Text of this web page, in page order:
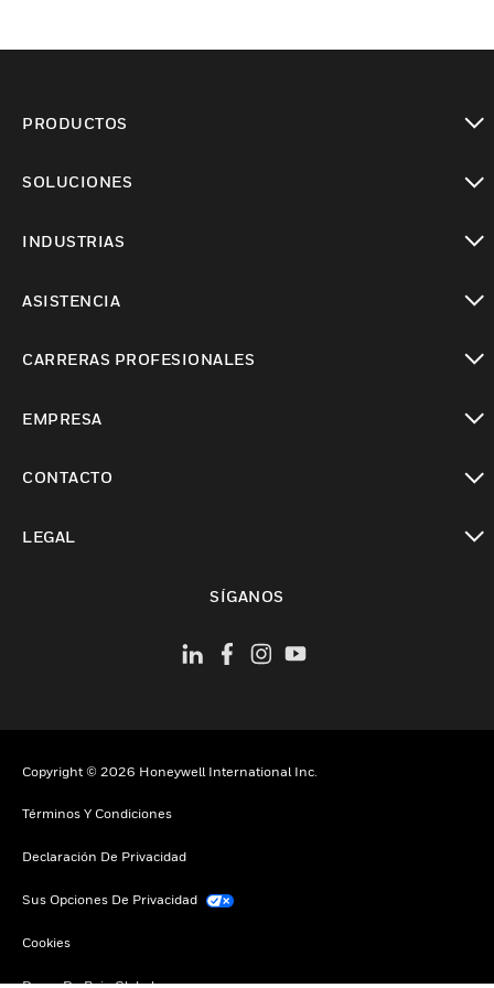
PRODUCTOS
SOLUCIONES
INDUSTRIAS
ASISTENCIA
CARRERAS PROFESIONALES
EMPRESA
CONTACTO
LEGAL
SÍGANOS
Copyright © 2026 Honeywell International Inc.
Términos Y Condiciones
Declaración De Privacidad
Sus Opciones De Privacidad
Cookies